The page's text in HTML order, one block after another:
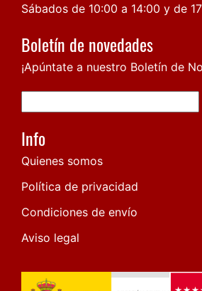
Sábados de 10:00 a 14:00 y de
Boletín de novedades
¡Apúntate a nuestro Boletín de
Info
Quienes somos
Política de privacidad
Condiciones de envío
Aviso legal